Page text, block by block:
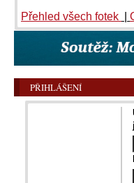
Přehled všech fotek
PŘIHLÁŠENÍ